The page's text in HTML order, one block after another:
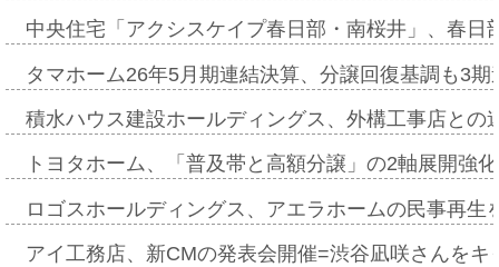
中央住宅「アクシスケイプ春日部・南桜井」、春
タマホーム26年5月期連結決算、分譲回復基調も3
積水ハウス建設ホールディングス、外構工事店と
トヨタホーム、「普及帯と高額分譲」の2軸展開強
ロゴスホールディングス、アエラホームの民事再
アイ工務店、新CMの発表会開催=渋谷凪咲さんを